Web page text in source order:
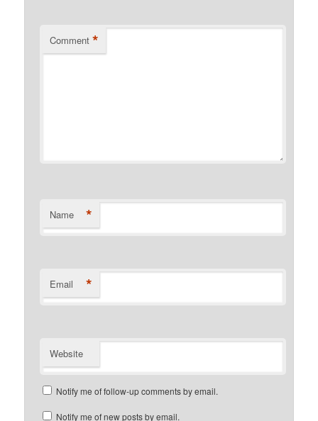
Comment *
Name *
Email *
Website
Notify me of follow-up comments by email.
Notify me of new posts by email.